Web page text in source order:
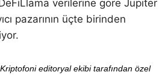
verilerine göre Jupiter
pazarının üçte birinden
editoryal ekibi tarafından özel